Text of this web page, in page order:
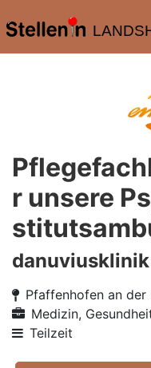
r unsere
danuviusklinik
Pfaffenhofen an der
Medizin,
Teilzeit